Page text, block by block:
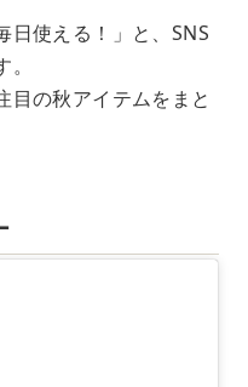
日使える！」と、SNS
目の秋アイテムをまと